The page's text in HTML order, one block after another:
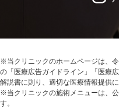
※当クリニックのホームページは、
の「医療広告ガイドライン」「医療
解説書に則り、適切な医療情報提供に
※当クリニックの施術メニューは、
す。